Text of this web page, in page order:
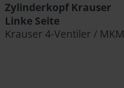
Zylinderkopf Krauser
Linke Seite
Krauser 4-Ventiler / MKM